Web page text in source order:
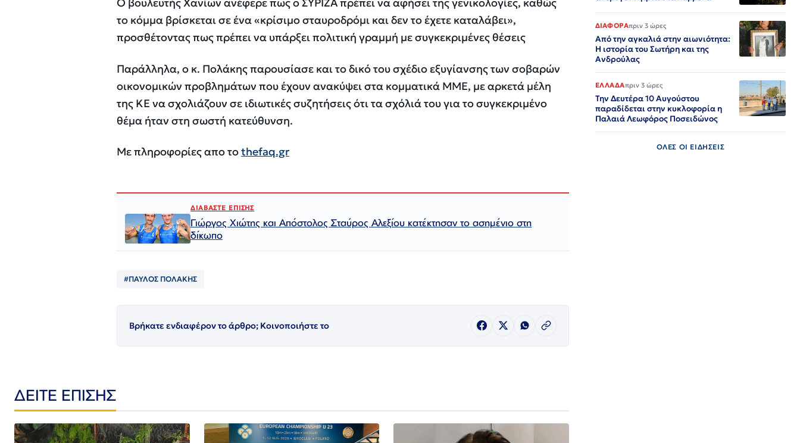
Ο βουλευτής Χανίων ανέφερε πως ο ΣΥΡΙΖΑ πρέπει να αφήσει της γενικολογίες, καθώς
το κόμμα βρίσκεται σε ένα «κρίσιμο σταυροδρόμι και δεν το έχετε καταλάβει»,
προσθέτοντας πως πρέπει να υπάρξει πολιτική γραμμή με συγκεκριμένες θέσεις
Παράλληλα, ο κ. Πολάκης παρουσίασε και το δικό του σχέδιο εξυγίανσης των σοβαρών
οικονομικών προβλημάτων που έχουν ανακύψει στα κομματικά ΜΜΕ, με αρκετά μέλη
της ΚΕ να σχολιάζουν σε ιδιωτικές συζητήσεις ότι τα σχόλιά του για το συγκεκριμένο
θέμα ήταν στη σωστή κατεύθυνση.
Με πληροφορίες απο τοthefaq.gr
ΔΙΑΒΑΣΤΕ ΕΠΙΣΗΣ
Γιώργος Χιώτης και Απόστολος Σταύρος Αλεξίου κατέκτησαν το ασημένιο στη
δίκωπο
#ΠΑΥΛΟΣ ΠΟΛΑΚΗΣ
Βρήκατε ενδιαφέρον το άρθρο; Κοινοποιήστε το
ΔΕΙΤΕ ΕΠΙΣΗΣ
ΔΙΑΦΟΡΑπριν 3 ώρες
Από την αγκαλιά στην αιωνιότητα:
Η ιστορία του Σωτήρη και της
Ανδρούλας
ΕΛΛΑΔΑπριν 3 ώρες
Την Δευτέρα 10 Αυγούστου
παραδίδεται στην κυκλοφορία η
Παλαιά Λεωφόρος Ποσειδώνος
ΟΛΕΣ ΟΙ ΕΙΔΗΣΕΙΣ